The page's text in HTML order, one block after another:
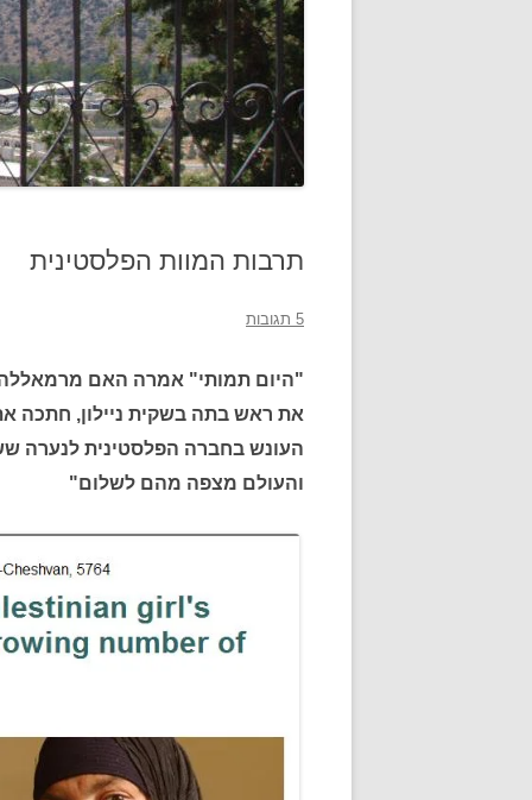
תרבות המוות הפלסטינית
5 תגובות
"היום תמותי" אמרה האם
את ראש בתה בשקית ניילון, חתכה
העונש בחברה הפלסטינית לנערה
והעולם מצפה מהם לשלום"